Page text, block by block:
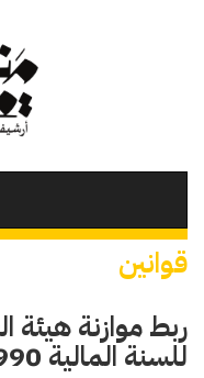
قوانين
ربط موازنة هيئة
للسنة المالية 1990 / 1991